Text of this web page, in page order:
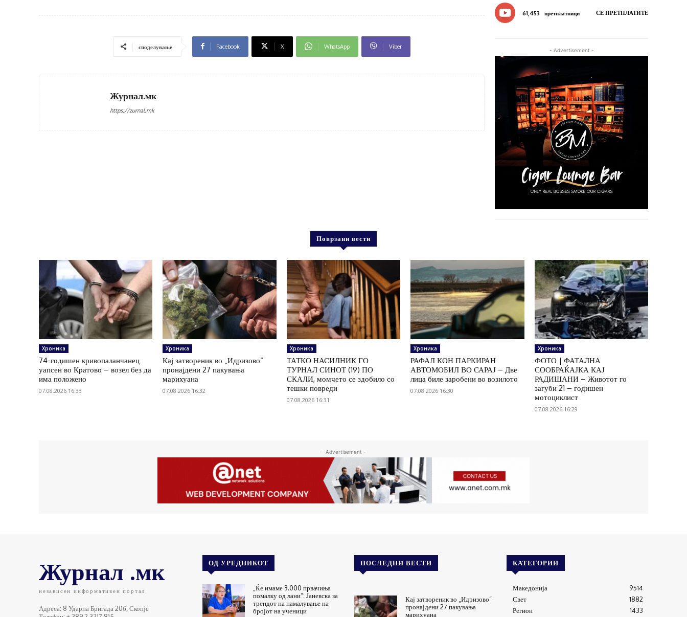
споделување Facebook X WhatsApp Viber
Журнал.мк
https://zurnal.mk
61,453 претплатници СЕ ПРЕТПЛАТИТЕ
- Advertisement -
Поврзани вести
Хроника
74-годишен кривопаланчанец
уапсен во Кратово – возел без да
има положено
07.08.2026 16:33
Хроника
Кај затвореник во „Идризово“
пронајдени 27 пакувања
марихуана
07.08.2026 16:32
Хроника
ТАТКО НАСИЛНИК ГО
ТУРНАЛ СИНОТ (19) ПО
СКАЛИ, момчето се здобило со
тешки повреди
07.08.2026 16:31
Хроника
РАФАЛ КОН ПАРКИРАН
АВТОМОБИЛ ВО САРАЈ – Две
лица биле заробени во возилото
07.08.2026 16:30
Хроника
ФОТО | ФАТАЛНА
СООБРАЌАЈКА КАЈ
РАДИШАНИ – Животот го
загуби 21 – годишен
мотоциклист
07.08.2026 16:29
- Advertisement -
Журнал .мк
независен информативен портал
Адреса: 8 Ударна Бригада 20б, Скопје
ОД УРЕДНИКОТ
„Ќе имаме 3.000 првачиња
помалку од лани“: Јаневска за
трендот на намалување на
бројот на ученици
ПОСЛЕДНИ ВЕСТИ
Кај затвореник во „Идризово“
пронајдени 27 пакувања
марихуана
КАТЕГОРИИ
Македонија
9514
Свет
1882
Регион
1433